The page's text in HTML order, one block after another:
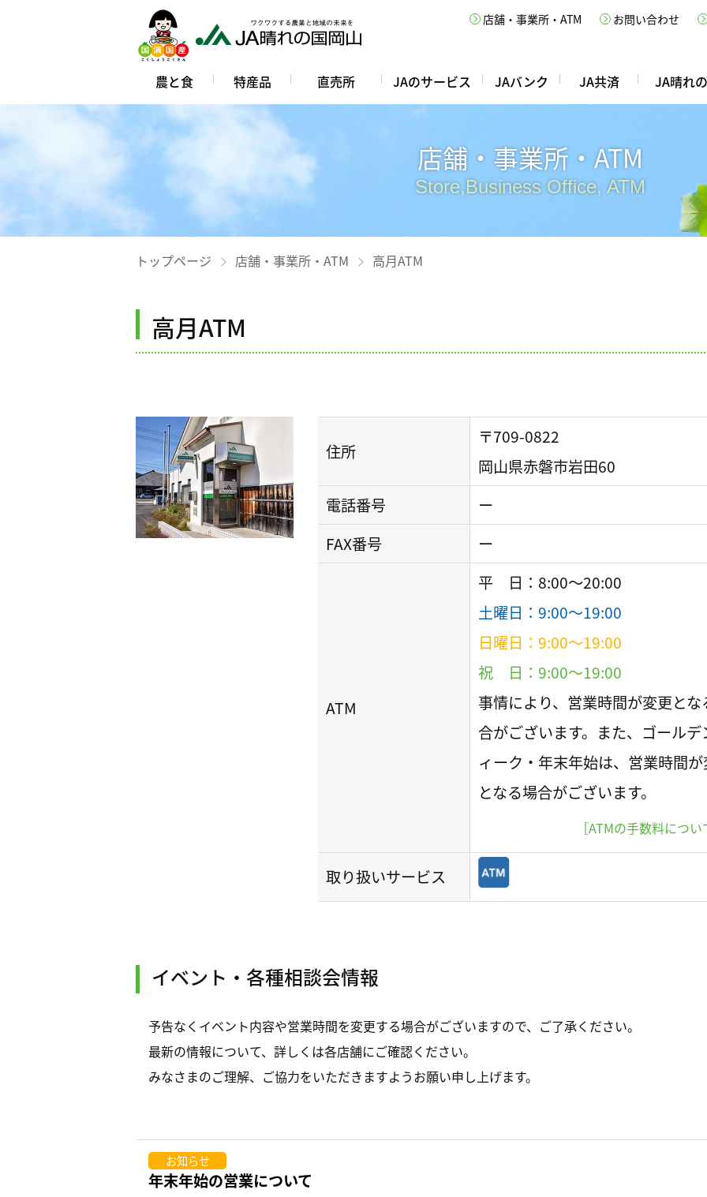
農と食 特産品 直売所 JAのサービス JAバンク JA共済 JA晴れ
店舗・事業所・ATM お問い合わせ
店舗・事業所・ATM
Store,Business Office, ATM
トップページ 店舗・事業所・ATM 高月ATM
高月ATM
住所
〒709-0822
岡山県赤磐市岩田60
電話番号
ー
FAX番号
ー
ATM
平 日：8:00〜20:00
土曜日：9:00〜19:00
日曜日：9:00〜19:00
祝 日：9:00〜19:00
事情により、営業時間が変更とな
合がございます。また、ゴールデ
ィーク・年末年始は、営業時間
となる場合がございます。
［ATMの手数料につ
取り扱いサービス
イベント・各種相談会情報
予告なくイベント内容や営業時間を変更する場合がございますので、ご了承ください。
最新の情報について、詳しくは各店舗にご確認ください。
みなさまのご理解、ご協力をいただきますようお願い申し上げます。
お知らせ
年末年始の営業について